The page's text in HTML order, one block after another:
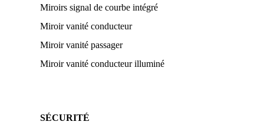
Miroirs signal de courbe intégré
Miroir vanité conducteur
Miroir vanité passager
Miroir vanité conducteur illuminé
SÉCURITÉ